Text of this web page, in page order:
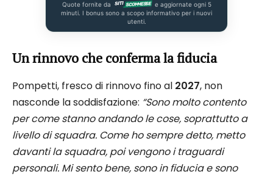
Quote fornite da
e aggiornate ogni 5
minuti. I bonus sono a scopo informativo per i nuovi
utenti.
Un rinnovo che conferma la fiducia
Pompetti, fresco di rinnovo fino al 2027, non
nasconde la soddisfazione: “Sono molto contento
per come stanno andando le cose, soprattutto a
livello di squadra. Come ho sempre detto, metto
davanti la squadra, poi vengono i traguardi
personali. Mi sento bene, sono in fiducia e sono